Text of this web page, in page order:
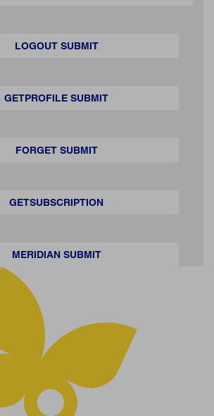
LOGOUT SUBMIT
GETPROFILE SUBMIT
FORGET SUBMIT
GETSUBSCRIPTION
MERIDIAN SUBMIT